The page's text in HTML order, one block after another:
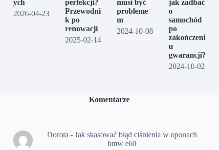
ych
2026-04-23
perfekcji?
Przewodni
k po
renowacji
2025-02-14
musi być
probleme
m
2024-10-08
jak zadbać
o
samochód
po
zakończeni
u
gwarancji?
2024-10-02
Komentarze
Dorota -Jak skasować błąd ciśnienia w oponach
bmw e60